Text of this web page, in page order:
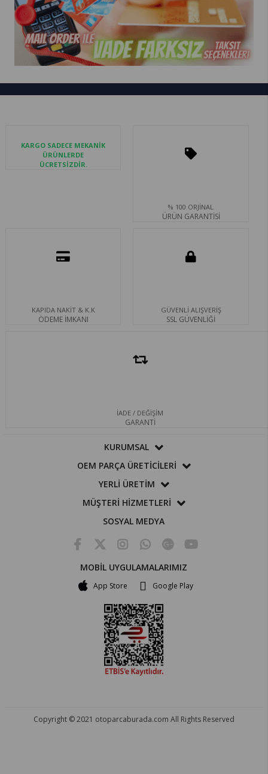
KARGO SADECE MEKANİK
ÜRÜNLERDE
ÜCRETSİZDİR.
% 100 ORJİNAL
ÜRÜN GARANTİSİ
KAPIDA NAKİT & K.K
ÖDEME İMKANI
GÜVENLİ ALIŞVERİŞ
SSL GÜVENLİĞİ
İADE / DEĞİŞİM
GARANTİ
KURUMSAL
OEM PARÇA ÜRETİCİLERİ
YERLİ ÜRETİM
MÜŞTERİ HİZMETLERİ
SOSYAL MEDYA
MOBİL UYGULAMALARIMIZ
App Store Google Play
Copyright © 2021 otoparcaburada.com All Rights Reserved